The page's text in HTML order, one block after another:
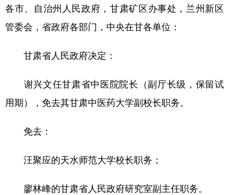
各市、自治州人民政府，甘肃矿区办事处，兰州新区
管委会，省政府各部门，中央在甘各单位：
甘肃省人民政府决定：
谢兴文任甘肃省中医院院长（副厅长级，保留试
用期），免去其甘肃中医药大学副校长职务。
免去：
汪聚应的天水师范大学校长职务；
廖林峰的甘肃省人民政府研究室副主任职务。